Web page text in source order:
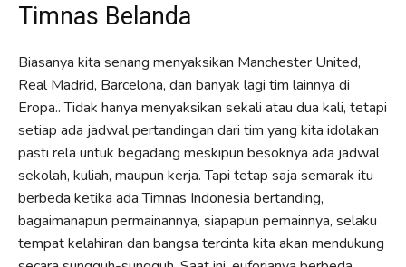
Timnas Belanda
Biasanya kita senang menyaksikan Manchester United,
Real Madrid, Barcelona, dan banyak lagi tim lainnya di
Eropa.. Tidak hanya menyaksikan sekali atau dua kali, tetapi
setiap ada jadwal pertandingan dari tim yang kita idolakan
pasti rela untuk begadang meskipun besoknya ada jadwal
sekolah, kuliah, maupun kerja. Tapi tetap saja semarak itu
berbeda ketika ada Timnas Indonesia bertanding,
bagaimanapun permainannya, siapapun pemainnya, selaku
tempat kelahiran dan bangsa tercinta kita akan mendukung